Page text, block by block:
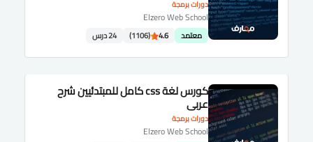
دورات برمجة
Elzero Web School
معتمد 4.6
(1106) 24 درس
دورات برمجة
كورس لغة css كامل للمبتدئيين شرح
عربى
Elzero Web School